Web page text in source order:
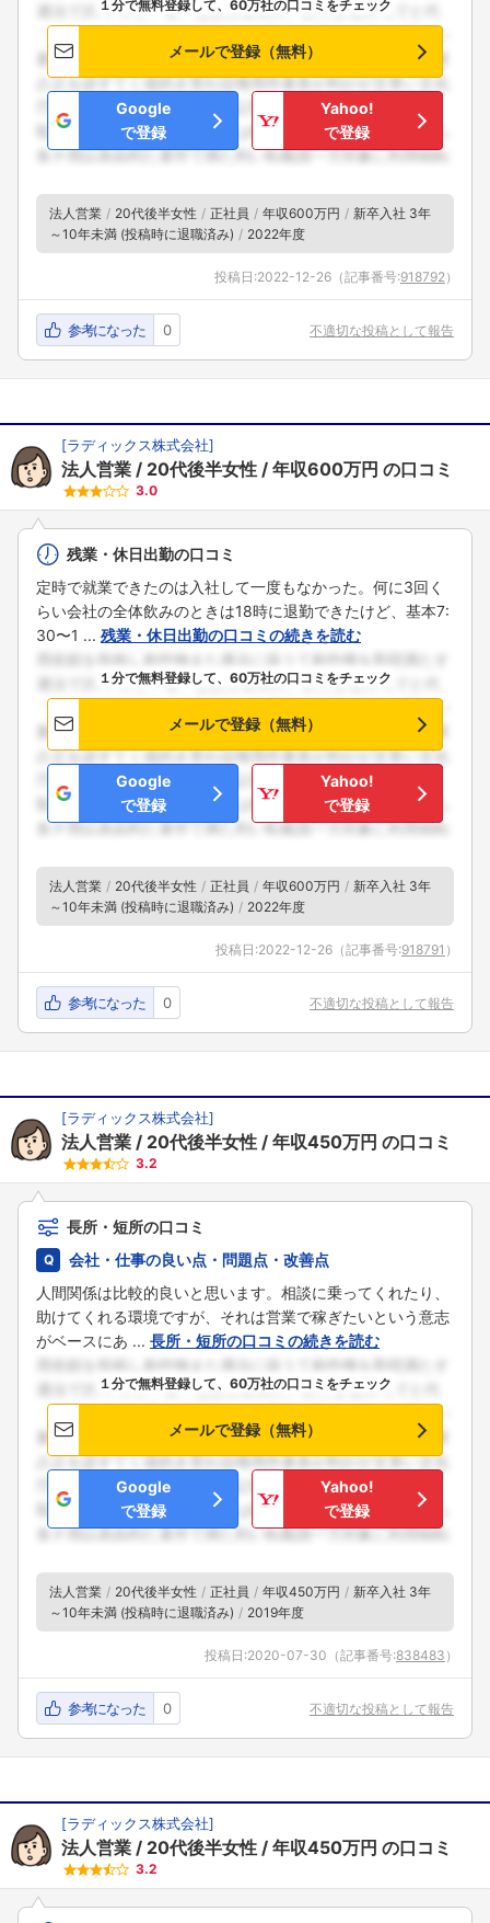
１分で無料登録して、60万社の口コミをチェック
メールで登録（無料）
Google
で登録
Yahoo!
で登録
法人営業 20代後半女性 正社員 年収600万円
新卒入社 3年
～10年未満 (投稿時に退職済み)
2022年度
投稿日:2022-12-26 （記事番号:918792 ）
参考になった 0 不適切な投稿として報告
[ラディックス株式会社]
法人営業 20代後半女性 年収600万円 の口コミ
3.0
残業・休日出勤の口コミ
定時で就業できたのは入社して一度もなかった。何に3回く
らい会社の全体飲みのときは18時に退勤できたけど、基本7:
30〜1 ... 残業・休日出勤の口コミの続きを読む
１分で無料登録して、60万社の口コミをチェック
メールで登録（無料）
Google
で登録
Yahoo!
で登録
法人営業 20代後半女性 正社員 年収600万円
新卒入社 3年
～10年未満 (投稿時に退職済み)
2022年度
投稿日:2022-12-26 （記事番号:918791 ）
参考になった 0 不適切な投稿として報告
[ラディックス株式会社]
法人営業 20代後半女性 年収450万円 の口コミ
3.2
長所・短所の口コミ
会社・仕事の良い点・問題点・改善点
人間関係は比較的良いと思います。相談に乗ってくれたり、
助けてくれる環境ですが、それは営業で稼ぎたいという意志
がベースにあ ... 長所・短所の口コミの続きを読む
１分で無料登録して、60万社の口コミをチェック
メールで登録（無料）
Google
で登録
Yahoo!
で登録
法人営業 20代後半女性 正社員 年収450万円
新卒入社 3年
～10年未満 (投稿時に退職済み)
2019年度
投稿日:2020-07-30 （記事番号:838483 ）
参考になった 0 不適切な投稿として報告
[ラディックス株式会社]
法人営業 20代後半女性 年収450万円 の口コミ
3.2